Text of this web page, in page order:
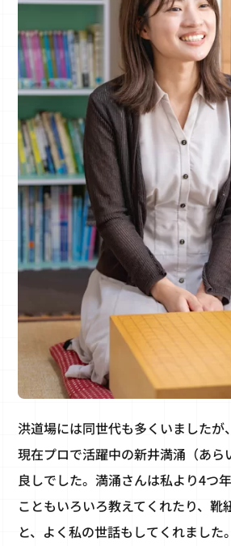
洪道場には同世代も多くいましたが
現在プロで活躍中の新井満涌（あら
良しでした。満涌さんは私より4つ
こともいろいろ教えてくれたり、靴
と、よく私の世話もしてくれました